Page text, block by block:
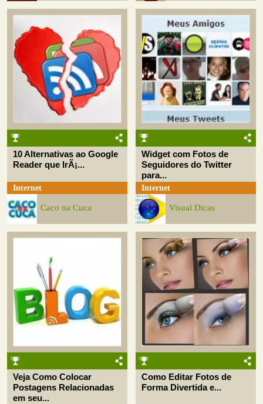
10 Alternativas ao Google
Reader que IrÃ¡...
Internet
Caco na Cuca
Widget com Fotos de
Seguidores do Twitter
para...
Internet
Visual Dicas
Veja Como Colocar
Postagens Relacionadas
em seu...
Como Editar Fotos de
Forma Divertida e...